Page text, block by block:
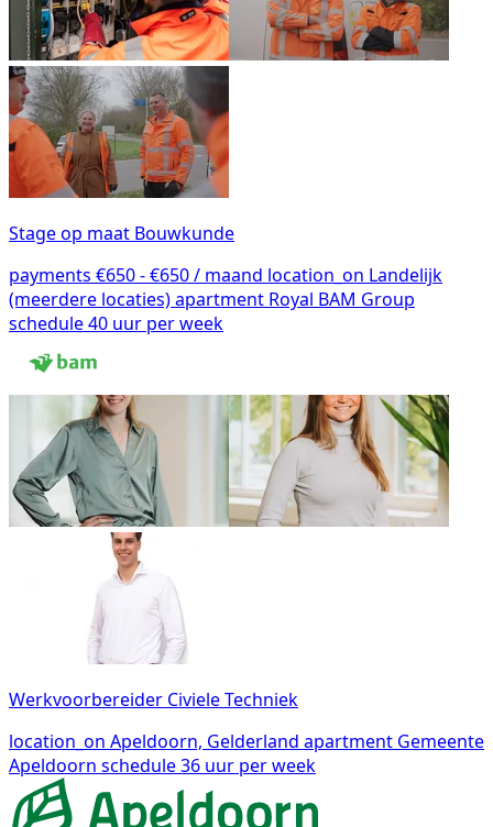
Stage op maat Bouwkunde
payments €650 - €650 / maand location_on Landelijk
(meerdere locaties)apartment Royal BAM Group
schedule40 uur per week
Werkvoorbereider Civiele Techniek
location_on Apeldoorn, Gelderland apartment Gemeente
Apeldoorn schedule36 uur per week